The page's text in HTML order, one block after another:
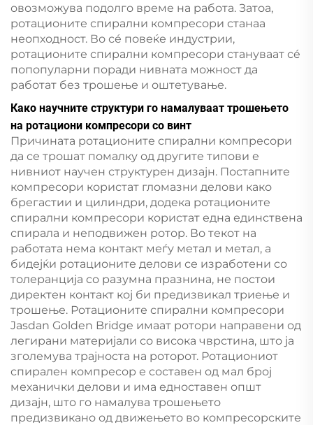
овозможува подолго време на работа. Затоа,
ротационите спирални компресори станаа
неопходност. Во сé повеќе индустрии,
ротационите спирални компресори стануваат сé
попопуларни поради нивната можност да
работат без трошење и оштетување.
Како научните структури го намалуваат трошењето
на ротациони компресори со винт
Причината ротационите спирални компресори
да се трошат помалку од другите типови е
нивниот научен структурен дизајн. Постапните
компресори користат гломазни делови како
брегастии и цилиндри, додека ротационите
спирални компресори користат една единствена
спирала и неподвижен ротор. Во текот на
работата нема контакт меѓу метал и метал, а
бидејќи ротационите делови се изработени со
толеранција со разумна празнина, не постои
директен контакт кој би предизвикал триење и
трошење. Ротационите спирални компресори
Jasdan Golden Bridge имаат ротори направени од
легирани материјали со висока чврстина, што ја
зголемува трајноста на роторот. Ротациониот
спирален компресор е составен од мал број
механички делови и има едноставен општ
дизајн, што го намалува трошењето
предизвикано од движењето во компресорските